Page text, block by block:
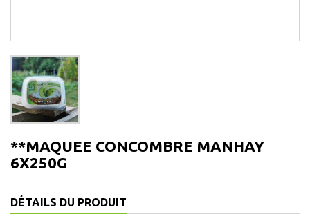
**MAQUEE CONCOMBRE MANHAY
6X250G
DÉTAILS DU PRODUIT